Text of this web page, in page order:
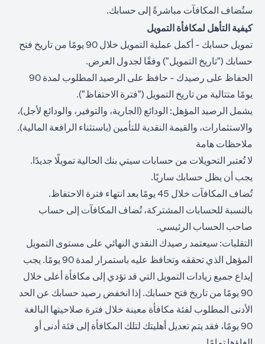
ستُضاف المكافآت مباشرةً إلى حسابك.
كيفية التأهل لمكافأة التمويل
تمويل حسابك - أكمل عملية التمويل خلال 90 يومًا من تاريخ فتح
حسابك ("تاريخ التمويل") وفقًا لجدول العرض.
الحفاظ على رصيدك - حافظ على الرصيد المطلوب لمدة 90
يومًا متتالية من تاريخ التمويل ("فترة الاحتفاظ").
يشمل الرصيد المؤهل: الودائع (الجارية، والتوفير، والودائع لأجل)،
والاستثمارات، والقيمة النقدية للتأمين (باستثناء الرافعة المالية).
ملاحظات هامة
لا تُعتبر التحويلات من حسابات سيتي بنك الحالية تمويلًا جديدًا.
يجب أن يظل حسابك ساريًا.
تُضاف المكافآت خلال 45 يومًا بعد انتهاء فترة الاحتفاظ.
بالنسبة للحسابات المشتركة، تُضاف المكافآت إلى حساب
صاحب الحساب الرئيسي.
التقلبات: سيعتمد رصيدك النقدي النهائي على مستوى التمويل
المؤهل الذي تحققه وتحافظ عليه باستمرار لمدة 90 يومًا. يجب
إيداع جميع زيادات التمويل التي قد تؤدي إلى مكافأة أعلى خلال
90 يومًا من تاريخ فتح حسابك. إذا انخفض رصيد حسابك عن الحد
الأدنى المطلوب لفئة مكافأة معينة خلال فترة صلاحيتها البالغة
90 يومًا، فقد يتم تعديل أهليتك لتلك المكافأة إلى فئة أدنى أو